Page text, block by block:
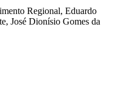
Regional, Eduardo
José Dionísio Gomes da